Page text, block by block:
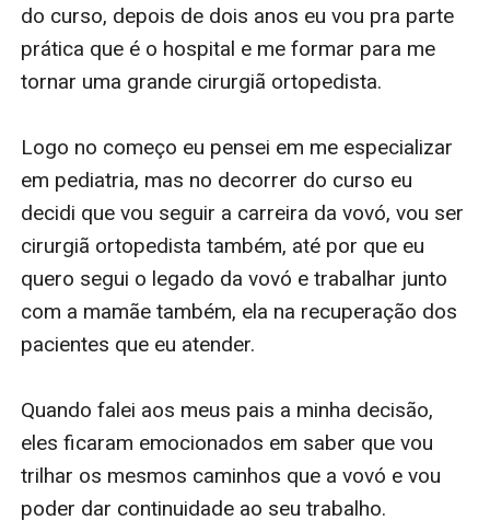
proporcionar, viver os encontros e desencontros, as
dores e as alegrias que eles enfrentaram, mas sempre
lembrando que com amor e união eles vencerão tudo.